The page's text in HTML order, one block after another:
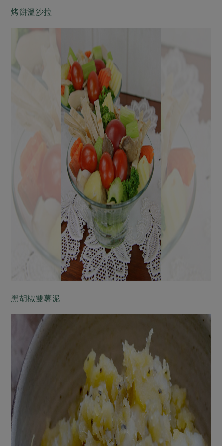
烤餅溫沙拉
黑胡椒雙薯泥